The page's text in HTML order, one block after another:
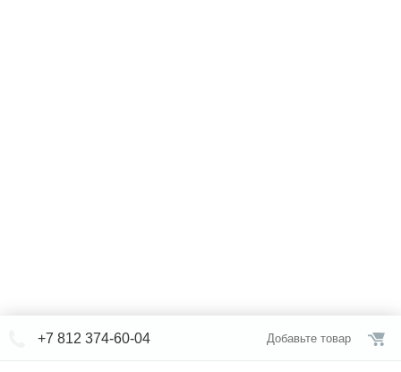
+7 812 374-60-04 Добавьте товар